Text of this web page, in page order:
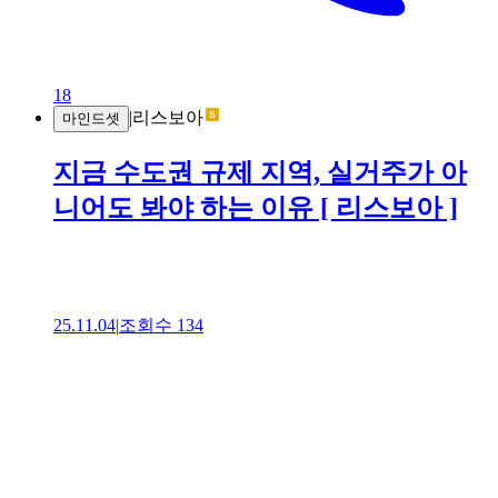
18
마인드셋 |리스보아
지금 수도권 규제 지역, 실거주가 아
니어도 봐야 하는 이유 [ 리스보아 ]
25.11.04|조회수 134